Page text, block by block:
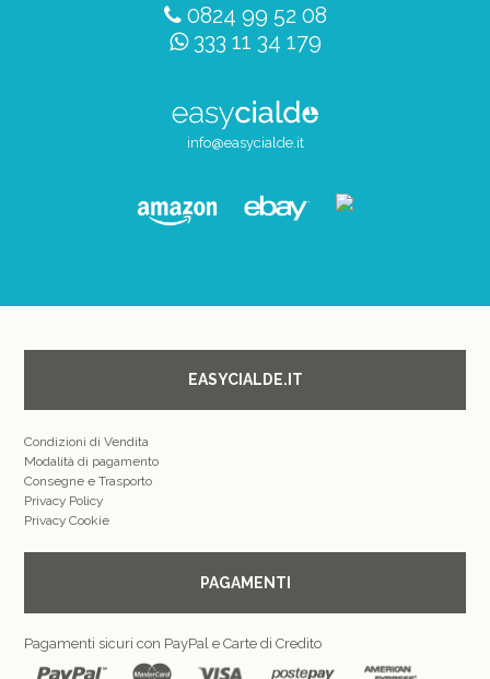
0824 99 52 08
333 11 34 179
info@easycialde.it
EASYCIALDE.IT
Condizioni di Vendita
Modalità di pagamento
Consegne e Trasporto
Privacy Policy
Privacy Cookie
PAGAMENTI
Pagamenti sicuri con PayPal e Carte di Credito